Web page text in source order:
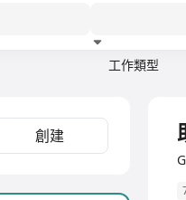
工作類型
創建